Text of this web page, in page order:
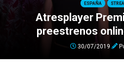
ESPAÑA
Atresplayer
preestrenos
30/07/2019